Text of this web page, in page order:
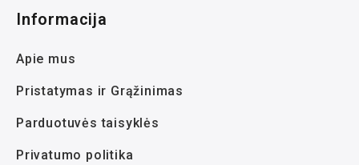
Informacija
Apie mus
Pristatymas ir Grąžinimas
Parduotuvės taisyklės
Privatumo politika